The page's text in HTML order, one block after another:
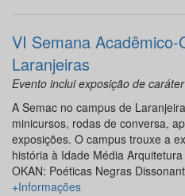
VI Semana
Laranjeiras
Evento inclui exposição de
A Semac no campus de
minicursos, rodas de conversa,
exposições. O campus trouxe a
história à Idade Média Arquitetura
OKAN: Poéticas Negras
+Informações